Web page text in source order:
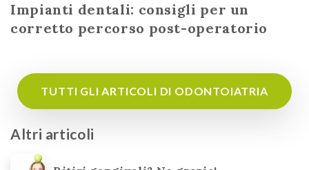
Impianti dentali: consigli per un
corretto percorso post-operatorio
TUTTI GLI ARTICOLI DI ODONTOIATRIA
Altri articoli